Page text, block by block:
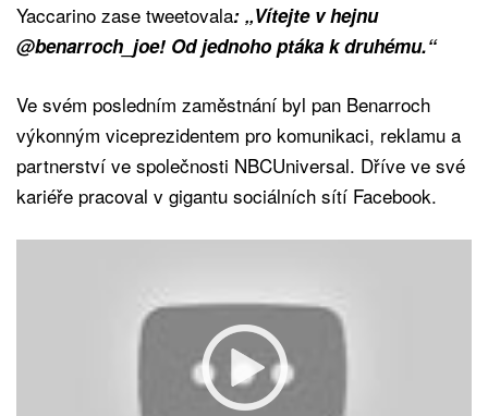
Yaccarino zase tweetovala: „Vítejte v hejnu
@benarroch_joe! Od jednoho ptáka k druhému.“
Ve svém posledním zaměstnání byl pan Benarroch
výkonným viceprezidentem pro komunikaci, reklamu a
partnerství ve společnosti NBCUniversal. Dříve ve své
kariéře pracoval v gigantu sociálních sítí Facebook.